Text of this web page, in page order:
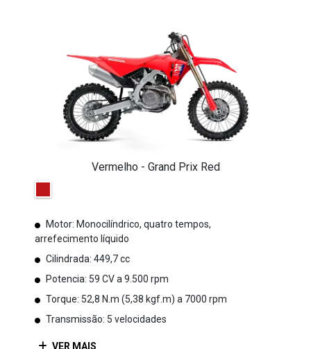
Vermelho - Grand Prix Red
Motor: Monocilíndrico, quatro tempos,
arrefecimento líquido
Cilindrada: 449,7 cc
Potencia: 59 CV a 9.500 rpm
Torque: 52,8 N.m (5,38 kgf.m) a 7000 rpm
Transmissão: 5 velocidades
VER MAIS